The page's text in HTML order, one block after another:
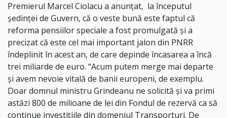
Premierul Marcel Ciolacu a anunţat, la începutul
şedinţei de Guvern, că o veste bună este faptul că
reforma pensiilor speciale a fost promulgată şi a
precizat că este cel mai important jalon din PNRR
îndeplinit în acest an, de care depinde încasarea a încă
trei miliarde de euro. “Acum putem merge mai departe
şi avem nevoie vitală de banii europeni, de exemplu.
Doar domnul ministru Grindeanu ne solicită şi va primi
astăzi 800 de milioane de lei din Fondul de rezervă ca să
continue investiţiile din domeniul Transporturi. De